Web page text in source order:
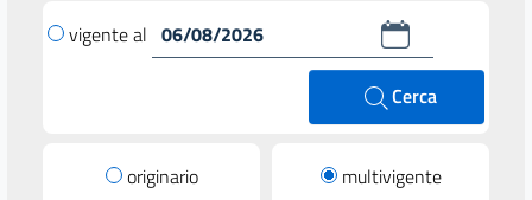
vigente al
Cerca
originario multivigente